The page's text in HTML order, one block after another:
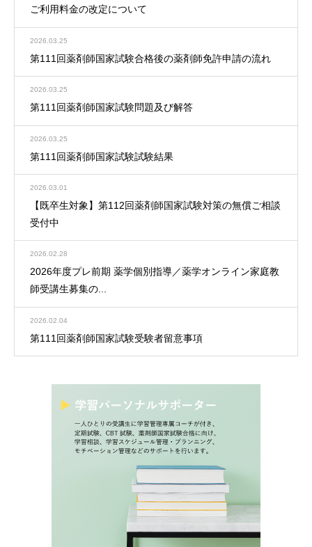
ご利用料金の改定について
2026.03.25
第111回薬剤師国家試験合格後の薬剤師免許申請の流れ
2026.03.25
第111回薬剤師国家試験問題及び解答
2026.03.25
第111回薬剤師国家試験試験結果
2026.03.01
【既卒生対象】第112回薬剤師国家試験対策の無償ご相談
受付中
2026.02.28
2026年度プレ前期 薬学個別指導／薬学オンライン家庭教
師受講生募集の...
2026.02.04
第111回薬剤師国家試験受験者留意事項